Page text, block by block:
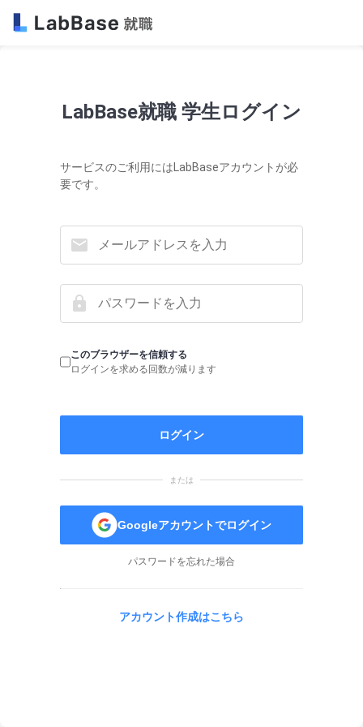
LabBase就職 学生ログイン
サービスのご利用にはLabBaseアカウントが必
要です。
このブラウザーを信頼する
ログインを求める回数が減ります
ログイン
または
Googleアカウントでログイン
パスワードを忘れた場合
アカウント作成はこちら